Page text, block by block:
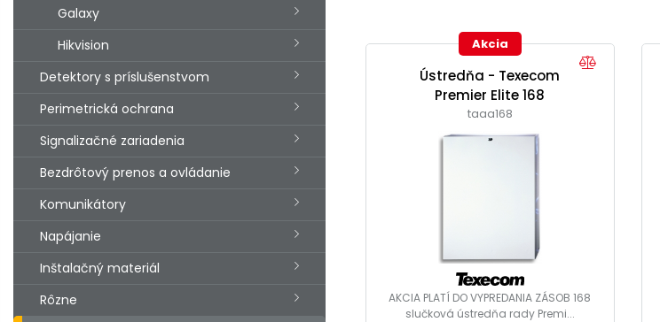
Galaxy
Hikvision
Detektory s príslušenstvom
Perimetrická ochrana
Signalizačné zariadenia
Bezdrôtový prenos a ovládanie
Komunikátory
Napájanie
Inštalačný materiál
Rôzne
Akcia
Ústredňa - Texecom
Premier Elite 168
taaa168
AKCIA PLATÍ DO VYPREDANIA ZÁSOB 168
slučková ústredňa rady Premi...